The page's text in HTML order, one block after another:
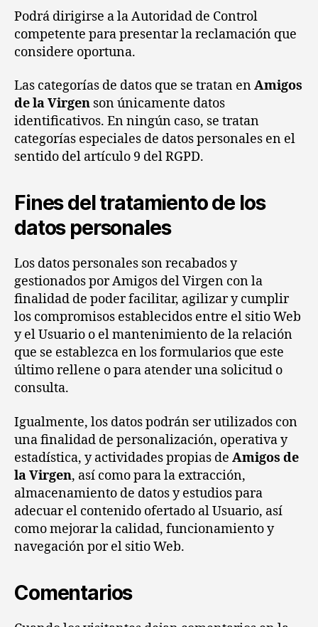
Podrá dirigirse a la Autoridad de Control
competente para presentar la reclamación que
considere oportuna.
Las categorías de datos que se tratan enAmigos
de la Virgen son únicamente datos
identificativos. En ningún caso, se tratan
categorías especiales de datos personales en el
sentido del artículo 9 del RGPD.
Fines del tratamiento de los
datos personales
Los datos personales son recabados y
gestionados por Amigos del Virgen con la
finalidad de poder facilitar, agilizar y cumplir
los compromisos establecidos entre el sitio Web
y el Usuario o el mantenimiento de la relación
que se establezca en los formularios que este
último rellene o para atender una solicitud o
consulta.
Igualmente, los datos podrán ser utilizados con
una finalidad de personalización, operativa y
estadística, y actividades propias de Amigos de
la Virgen, así como para la extracción,
almacenamiento de datos y estudios para
adecuar el contenido ofertado al Usuario, así
como mejorar la calidad, funcionamiento y
navegación por el sitio Web.
Comentarios